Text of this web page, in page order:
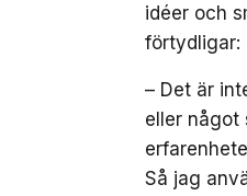
idéer och
förtydligar:
– Det är
eller något
Så jag